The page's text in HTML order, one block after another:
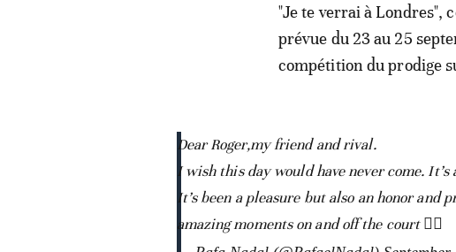
"Je te verrai à Londres",
prévue du 23 au 25
compétition du prodige
Dear Roger,my friend and rival.
I wish this day would have never come.
It’s been a pleasure but also an honor
amazing moments on and off the court 👇🏻